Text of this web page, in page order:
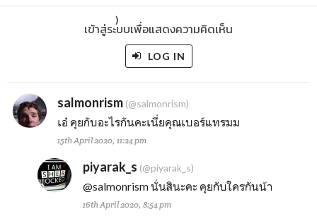
)
เข้าสู่ระบบเพื่อแสดงความคิดเห็น
LOG IN
salmonrism (@salmonrism)
เอ๋ คุยกับอะไรกันคะเนี่ยคุณเบอร์แทรมม
15th April 2020, 11:24 pm
piyarak_s (@piyarak_s)
@salmonrismนั่นสินะคะ คุยกับใครกันน้า
16th April 2020, 8:54 pm